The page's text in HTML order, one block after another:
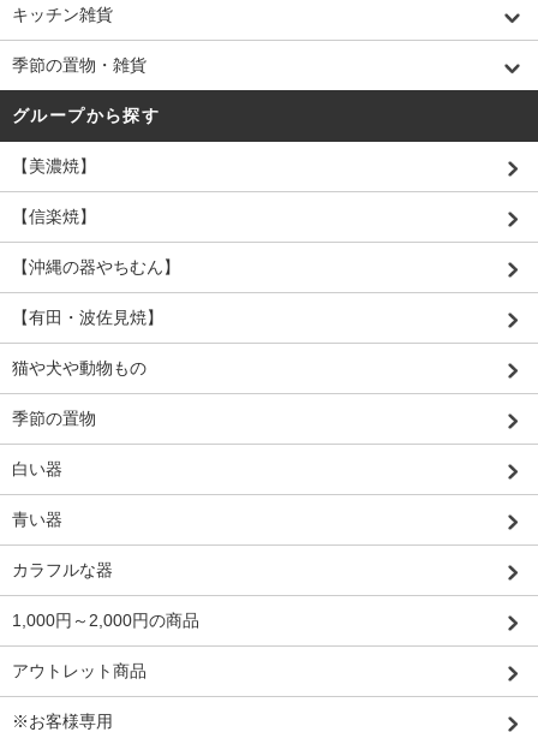
キッチン雑貨
季節の置物・雑貨
グループから探す
【美濃焼】
【信楽焼】
【沖縄の器やちむん】
【有田・波佐見焼】
猫や犬や動物もの
季節の置物
白い器
青い器
カラフルな器
1,000円～2,000円の商品
アウトレット商品
※お客様専用